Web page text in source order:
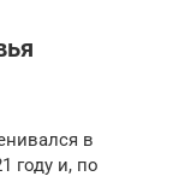
в
году и, по